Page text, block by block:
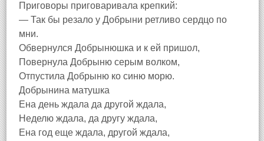
Приговоры приговаривала крепкий:
— Так бы резало у Добрыни ретливо сердцо по
мни.
Обвернулся Добрынюшка и к ей пришол,
Повернула Добрыню серым волком,
Отпустила Добрыню ко синю морю.
Добрынина матушка
Ена день ждала да другой ждала,
Неделю ждала, да другу ждала,
Ена год еще ждала, другой ждала,